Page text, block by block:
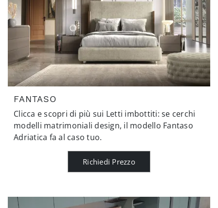
FANTASO
Clicca e scopri di più sui Letti imbottiti: se cerchi
modelli matrimoniali design, il modello Fantaso
Adriatica fa al caso tuo.
Richiedi Prezzo